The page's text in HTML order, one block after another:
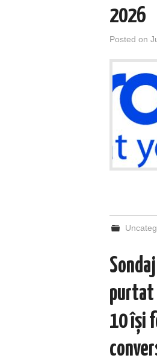
2026
Posted on
purtat
10 își